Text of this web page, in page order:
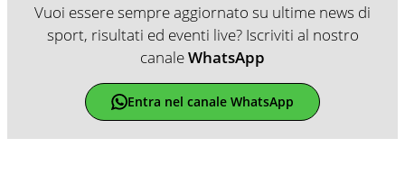
Vuoi essere sempre aggiornato su ultime news di
sport, risultati ed eventi live? Iscriviti al nostro
canaleWhatsApp
Entra nel canale WhatsApp